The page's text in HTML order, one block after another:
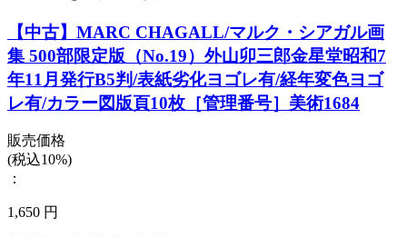
【中古】MARC CHAGALL/マルク・シアガル画
集 500部限定版（No.19）外山卯三郎金星堂昭和7
年11月発行B5判/表紙劣化ヨゴレ有/経年変色ヨゴ
レ有/カラー図版頁10枚［管理番号］美術1684
販売価格
(税込10%)
：
1,650 円